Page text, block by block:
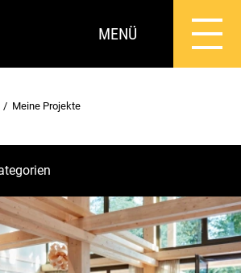
MENÜ
Meine Projekte